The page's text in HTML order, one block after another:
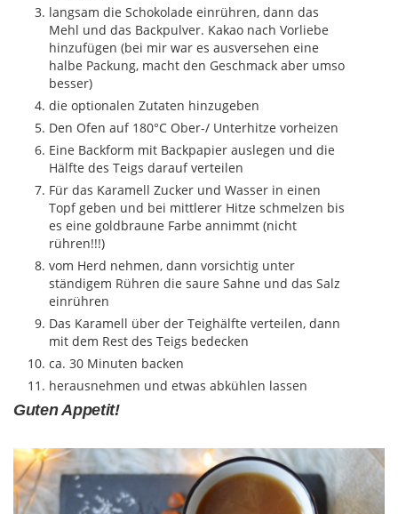
langsam die Schokolade einrühren, dann das
Mehl und das Backpulver. Kakao nach Vorliebe
hinzufügen (bei mir war es ausversehen eine
halbe Packung, macht den Geschmack aber umso
besser)
die optionalen Zutaten hinzugeben
Den Ofen auf 180°C Ober-/ Unterhitze vorheizen
Eine Backform mit Backpapier auslegen und die
Hälfte des Teigs darauf verteilen
Für das Karamell Zucker und Wasser in einen
Topf geben und bei mittlerer Hitze schmelzen bis
es eine goldbraune Farbe annimmt (nicht
rühren!!!)
vom Herd nehmen, dann vorsichtig unter
ständigem Rühren die saure Sahne und das Salz
einrühren
Das Karamell über der Teighälfte verteilen, dann
mit dem Rest des Teigs bedecken
ca. 30 Minuten backen
herausnehmen und etwas abkühlen lassen
Guten Appetit!